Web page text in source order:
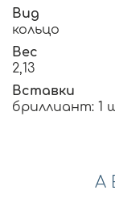
Вид
кольцо
Вес
2,13
Вставки
бриллиант: 1
А